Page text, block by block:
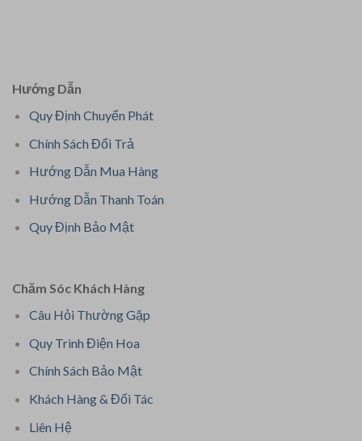
Hướng Dẫn
Quy Định Chuyển Phát
Chính Sách Đổi Trả
Hướng Dẫn Mua Hàng
Hướng Dẫn Thanh Toán
Quy Định Bảo Mật
Chăm Sóc Khách Hàng
Câu Hỏi Thường Gặp
Quy Trình Điện Hoa
Chính Sách Bảo Mật
Khách Hàng & Đối Tác
Liên Hệ